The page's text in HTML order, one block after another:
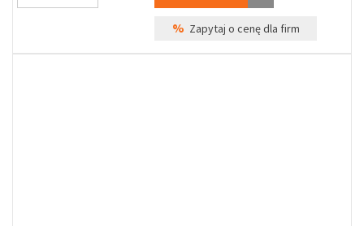
% Zapytaj o cenę dla firm